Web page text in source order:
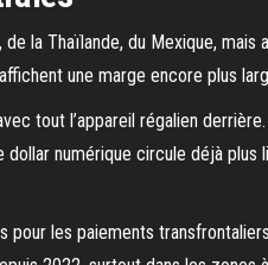
la Thaïlande, du Mexique, mais
une marge encore plus
tout l’appareil régalien
numérique circule déjà plus
pour les paiements